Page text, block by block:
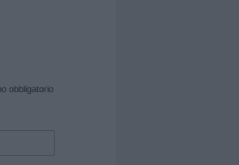
obbligatorio